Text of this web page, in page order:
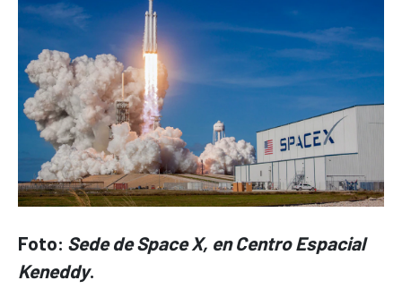
Foto: Sede de Space X, en Centro Espacial
Keneddy.